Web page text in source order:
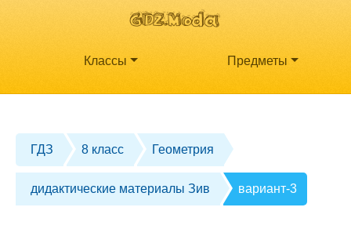
Классы Предметы
ГДЗ 8 класс Геометрия
дидактические материалы Зив вариант-3